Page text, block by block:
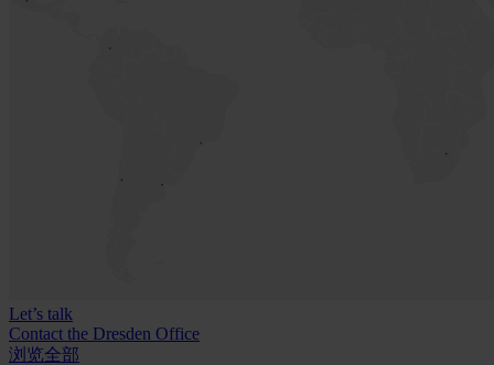
Let’s talk
Contact the Dresden Office
浏览全部